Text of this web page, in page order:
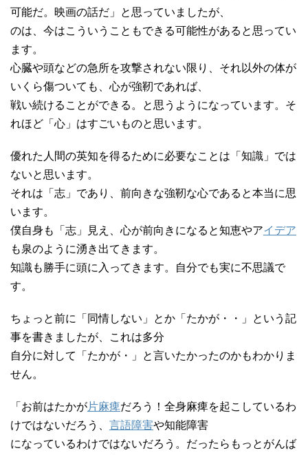
可能だ。映画の話だ」と思っていましたが、
のは、今はこういうこともできる可能性があると思ってい
ます。
心臓や頭などの急所を攻撃されない限り、それ以外の体が
いくら傷ついても、心が強靭であれば、
戦い続けることができる。と思うようになっています。そ
れほど「心」はすごいものと思います。
優れた人間の英知を得るために必要なことは「知識」では
ないと思います。
それは「志」であり、前向きな強靭な心であると本当に思
います。
僕自身も「志」見え、心が前向きになると知恵やアイデア
も泉のように湧き出てきます。
知識も勝手に頭に入ってきます。自分でも実に不思議で
す。
ちょっと前に「同情しない」とか「たかが・・」という記
事を書きましたが、これは多分
自分に対して「たかが・」と言いたかったのかもわかりま
せん。
「お前はたかが片麻痺だろう！全身麻痺を起こしているわ
けではないだろう、 言語障害や知能障害
になっているわけではないだろう。だったらもっとがんば